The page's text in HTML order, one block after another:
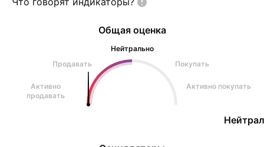
самочувствия непос
Общая оценка
Нейтрально
Продавать
Покупать
Активно
продавать
Активно покупать